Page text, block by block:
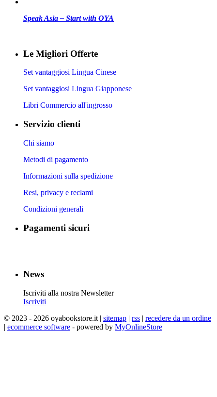
Speak Asia – Start with OYA
Le Migliori Offerte
Set vantaggiosi Lingua Cinese
Set vantaggiosi Lingua Giapponese
Libri Commercio all'ingrosso
Servizio clienti
Chi siamo
Metodi di pagamento
Informazioni sulla spedizione
Resi, privacy e reclami
Condizioni generali
Pagamenti sicuri
News
Iscriviti alla nostra Newsletter
Iscriviti
© 2023 - 2026 oyabookstore.it | sitemap | rss | recedere da un ordine
| ecommerce software - powered by MyOnlineStore